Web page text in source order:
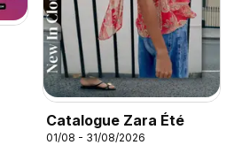
Catalogue Zara Été
01/08 - 31/08/2026